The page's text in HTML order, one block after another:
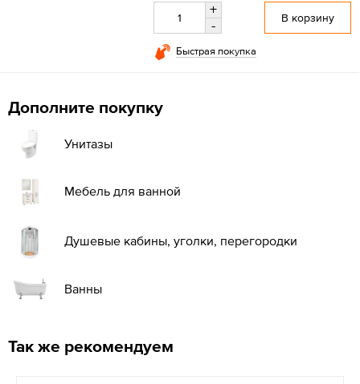
+
-
В корзину
Быстрая покупка
Дополните покупку
Унитазы
Мебель для ванной
Душевые кабины, уголки, перегородки
Ванны
Так же рекомендуем